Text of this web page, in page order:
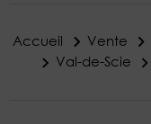
Accueil Vente
Val-de-Scie